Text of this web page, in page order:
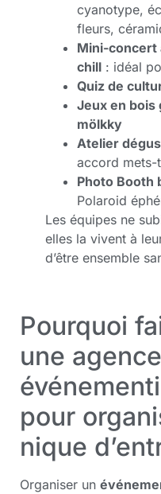
cyanotype,
fleurs,
Mini-concert
chill: idéal
Quiz de
Jeux en bois
mölkky
Atelier
accord mets-
Photo Booth
Polaroid
Les équipes ne
elles la vivent à
d’être ensemble
Pourquoi
une agence
pour
nique
Organiser un